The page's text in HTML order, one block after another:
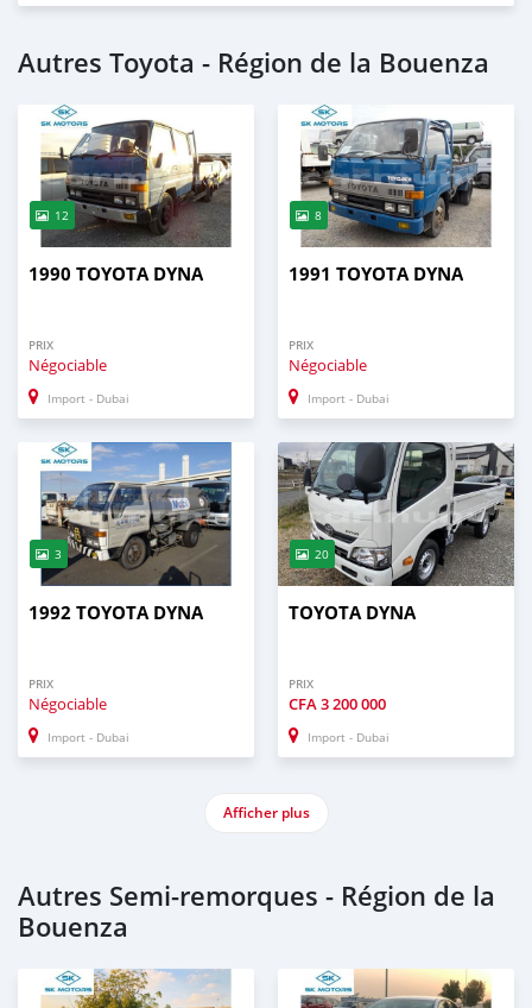
Autres Toyota - Région de la Bouenza
12
1990 TOYOTA DYNA
PRIX
Négociable
Import - Dubai
8
1991 TOYOTA DYNA
PRIX
Négociable
Import - Dubai
3
1992 TOYOTA DYNA
PRIX
Négociable
Import - Dubai
20
TOYOTA DYNA
PRIX
CFA 3 200 000
Import - Dubai
Afficher plus
Autres Semi‒remorques - Région de la
Bouenza